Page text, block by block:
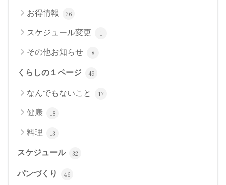
お得情報 26
スケジュール変更 1
その他お知らせ 8
くらしの１ページ 49
なんでもないこと 17
健康 18
料理 13
スケジュール 32
パンづくり 46